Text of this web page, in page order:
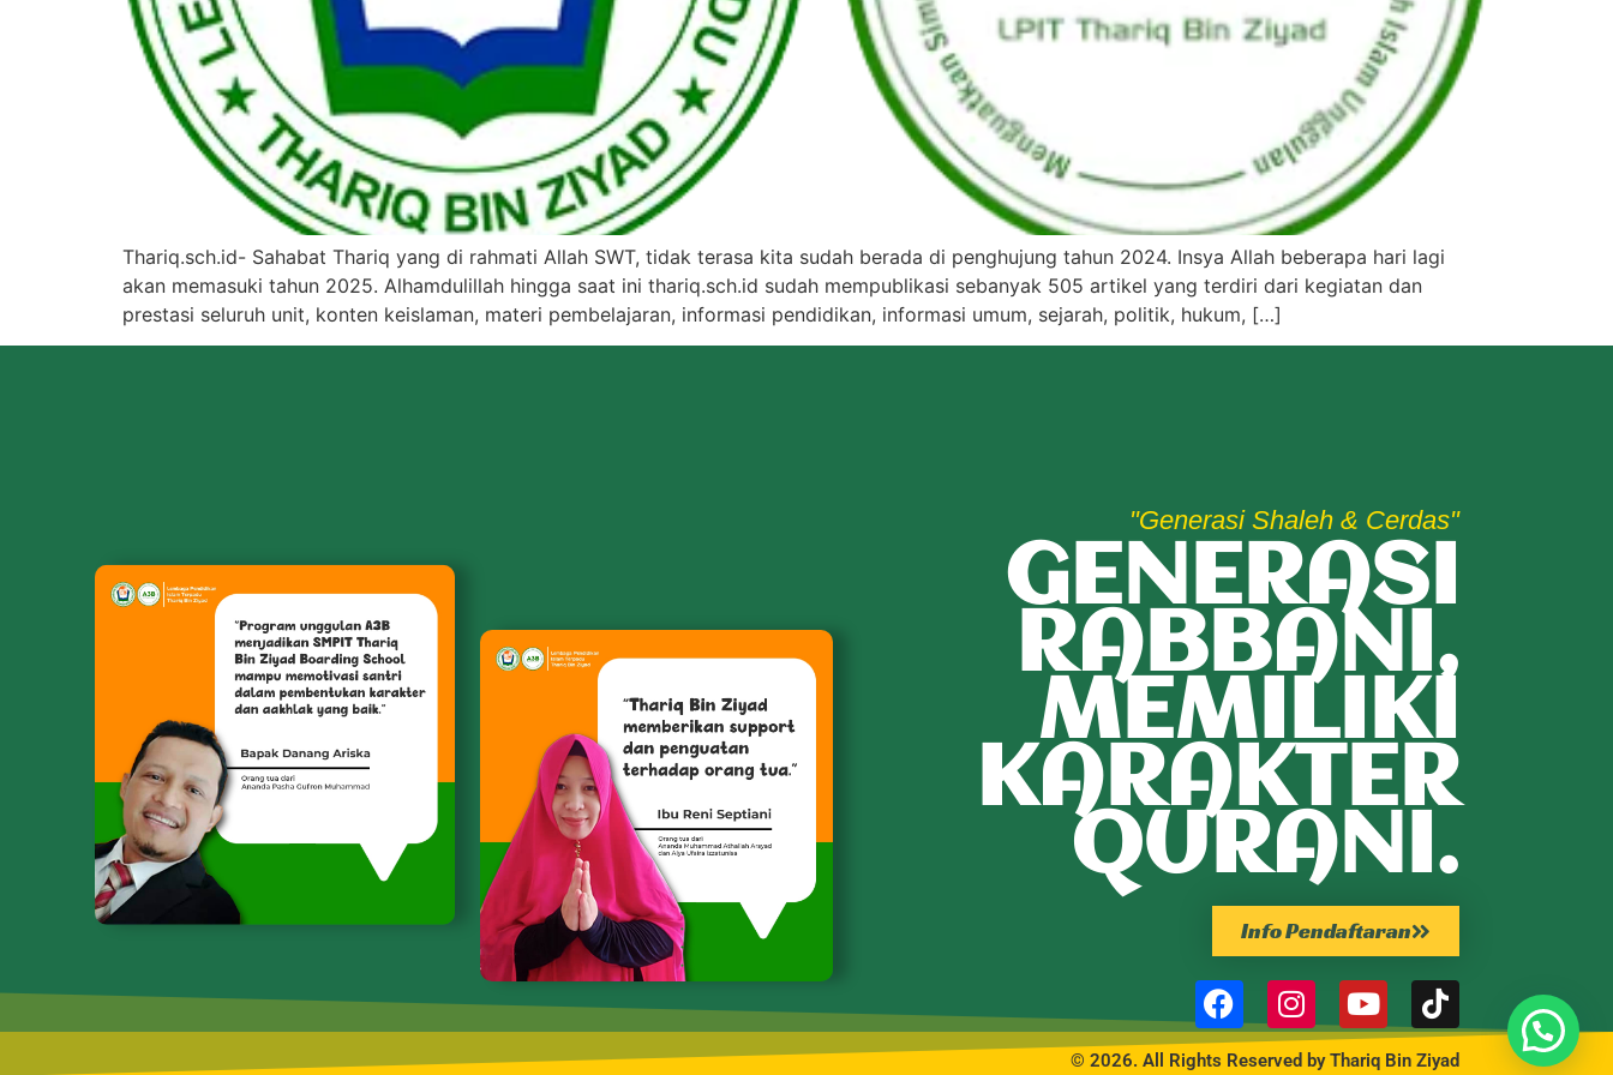
Thariq.sch.id- Sahabat Thariq yang di rahmati Allah SWT, tidak terasa kita sudah berada di penghujung tahun 2024. Insya Allah beberapa hari lagi
akan memasuki tahun 2025. Alhamdulillah hingga saat ini thariq.sch.id sudah mempublikasi sebanyak 505 artikel yang terdiri dari kegiatan dan
prestasi seluruh unit, konten keislaman, materi pembelajaran, informasi pendidikan, informasi umum, sejarah, politik, hukum, […]
"Generasi Shaleh & Cerdas"
GENERASI
RABBANI,
MEMILIKI
KARAKTER
QURANI.
Info Pendaftaran
© 2026. All Rights Reserved by Thariq Bin Ziyad